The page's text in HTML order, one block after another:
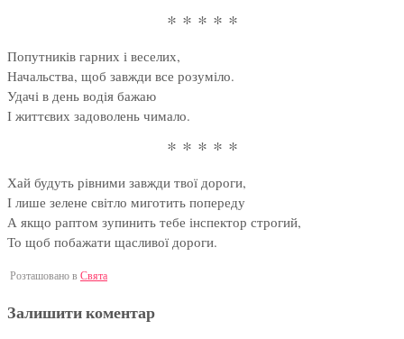
* * * * *
Попутників гарних і веселих,
Начальства, щоб завжди все розуміло.
Удачі в день водія бажаю
І життєвих задоволень чимало.
* * * * *
Хай будуть рівними завжди твої дороги,
І лише зелене світло миготить попереду
А якщо раптом зупинить тебе інспектор строгий,
То щоб побажати щасливої дороги.
Розташовано в Свята
Залишити коментар